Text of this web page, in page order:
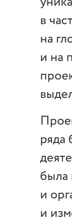
в
на
и на
ряда
была
и
и